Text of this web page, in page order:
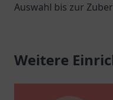
Auswahl bis zur
Weitere